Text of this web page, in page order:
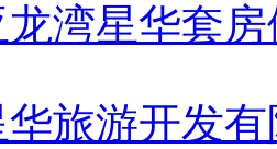
龙湾星华套
华旅游开发